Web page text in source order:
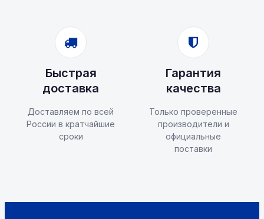
Быстрая
доставка
Доставляем по всей
России в кратчайшие
сроки
Гарантия
качества
Только проверенные
производители и
официальные
поставки